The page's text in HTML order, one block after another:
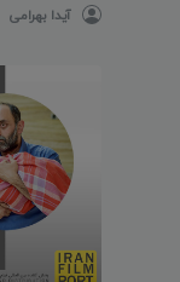
آیدا بهرامی